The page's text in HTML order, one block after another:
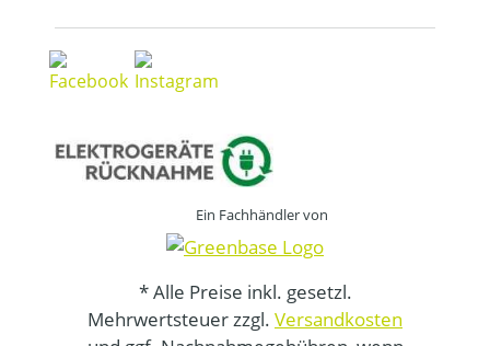
Ein Fachhändler von
* Alle Preise inkl. gesetzl.
Mehrwertsteuer zzgl. Versandkosten